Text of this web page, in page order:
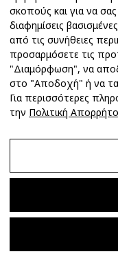
Copyright 2026 ©
σκοπούς και για να
διαφημίσεις
από τις συνήθειες
προσαρμόσετε τις
"Διαμόρφωση", να
στο "Αποδοχή" ή να τα
Για περισσότερες
την Πολιτική
Όροι